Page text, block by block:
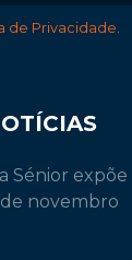
de Privacidade.
Sénior expõe
novembro